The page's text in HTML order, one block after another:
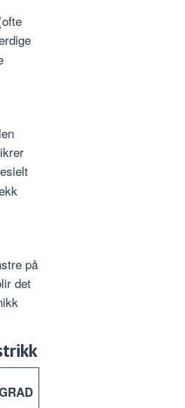
på
det